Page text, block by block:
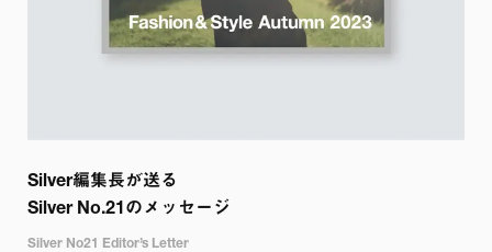
Silver編集長が送る
Silver No.21のメッセージ
Silver No21 Editor’s Letter